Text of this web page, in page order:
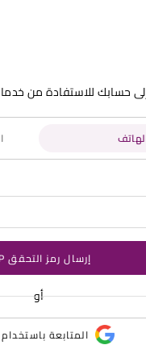
حسابك للاستفادة من
إرسال رمز التحقق OTP
أو
المتابعة باستخدام Google